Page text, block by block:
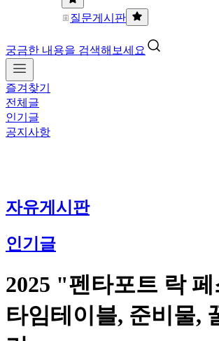
질문게시판
궁금한 내용을 검색해보세요
즐겨찾기
전체글
인기글
공지사항
자유게시판
인기글
2025 "펜타포트 락
타임테이블, 준비물,